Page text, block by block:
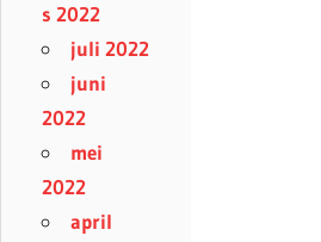
s 2022
juli 2022
juni
2022
mei
2022
april